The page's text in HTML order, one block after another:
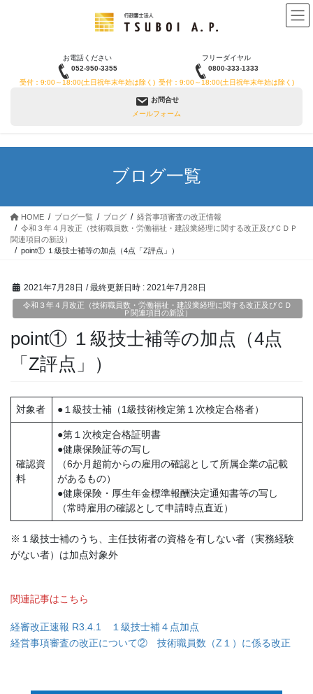
お電話ください
052-950-3355
受付：9:00～18:00(土日祝年末年始は除く)
フリーダイヤル
0800-333-1333
受付：9:00～18:00(土日祝年末年始は除く)
お問合せ
メールフォーム
ブログ一覧
HOME ブログ一覧 ブログ
経営事項審査の改正情報
令和３年４月改正（技術職員数・労働福祉・建設業経理に関する改正及びＣＤＰ
関連項目の新設）
point① １級技士補等の加点（4点「Z評点」）
2021年7月28日 / 最終更新日時 : 2021年7月28日
令和３年４月改正（技術職員数・労働福祉・建設業経理に関する改正及びＣＤ
Ｐ関連項目の新設）
point① １級技士補等の加点（4点
「Z評点」）
対象者 ●１級技士補（1級技術検定第１次検定合格者）
確認資
料
●第１次検定合格証明書
●健康保険証等の写し
（6か月超前からの雇用の確認として所属企業の記載
があるもの）
●健康保険・厚生年金標準報酬決定通知書等の写し
（常時雇用の確認として申請時点直近）
※１級技士補のうち、主任技術者の資格を有しない者（実務経験
がない者）は加点対象外
関連記事はこちら
経審改正速報 R3.4.1 １級技士補４点加点
経営事項審査の改正について② 技術職員数（Z１）に係る改正